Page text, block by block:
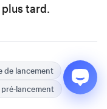
tard.
de lancement
lancement